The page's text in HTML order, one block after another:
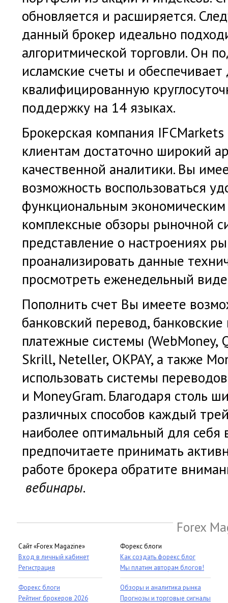
обновляется и расширяется.
данный брокер идеально
алгоритмической торговли. Он
исламские счеты и
квалифицированную
поддержку на 14 языках.
Брокерская компания
клиентам достаточно широкий
качественной аналитики. Вы
возможность воспользоваться
функциональным
комплексные обзоры рыночной
представление о настроениях
проанализировать данные
просмотреть еженедельный
Пополнить счет Вы имеете
банковский перевод,
платежные системы (WebMoney,
Skrill, Neteller, OKPAY, а также
использовать системы
и MoneyGram. Благодаря столь
различных способов каждый
наиболее оптимальный для себя
предпочитаете принимать
работе брокера обратите
вебинары.
Forex
Сайт «Forex Magazine»
Вход в личный кабинет
Регистрация
Форекс блоги
Рейтинг брокеров 2026
Форекс блоги
Как создать форекс блог
Мы платим авторам блогов!
Обзоры и аналитика рынка
Прогнозы и торговые сигналы